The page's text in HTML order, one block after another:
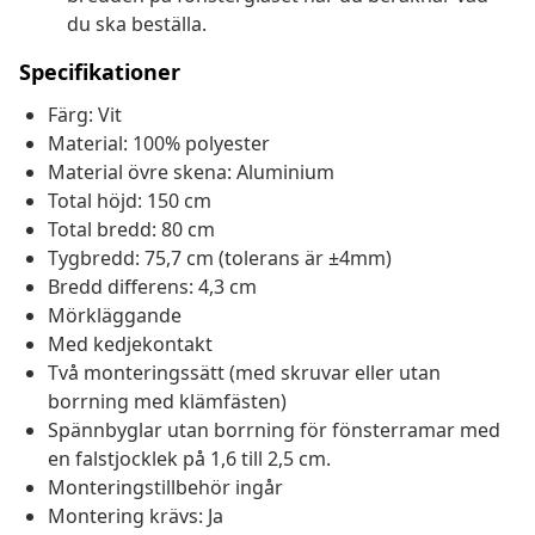
du ska beställa.
Specifikationer
Färg: Vit
Material: 100% polyester
Material övre skena: Aluminium
Total höjd: 150 cm
Total bredd: 80 cm
Tygbredd: 75,7 cm (tolerans är ±4mm)
Bredd differens: 4,3 cm
Mörkläggande
Med kedjekontakt
Två monteringssätt (med skruvar eller utan
borrning med klämfästen)
Spännbyglar utan borrning för fönsterramar med
en falstjocklek på 1,6 till 2,5 cm.
Monteringstillbehör ingår
Montering krävs: Ja